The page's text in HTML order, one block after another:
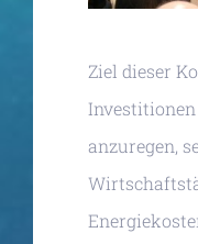
Ziel dieser
anzuregen,